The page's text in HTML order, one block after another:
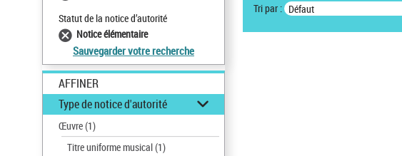
Statut de la notice d’autorité
Notice élémentaire
Sauvegarder votre recherche
AFFINER
Type de notice d'autorité
Œuvre(1)
Titre uniforme musical(1)
Tri par : Défaut